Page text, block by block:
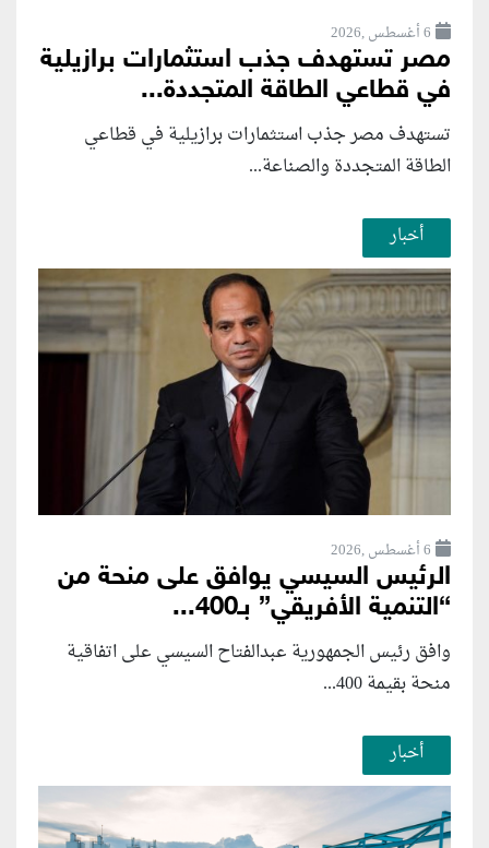
6 أغسطس ,2026
مصر تستهدف جذب استثمارات برازيلية
في قطاعي الطاقة المتجددة...
تستهدف مصر جذب استثمارات برازيلية في قطاعي
الطاقة المتجددة والصناعة...
أخبار
6 أغسطس ,2026
الرئيس السيسي يوافق على منحة من
“التنمية الأفريقي” بـ400...
وافق رئيس الجمهورية عبدالفتاح السيسي على اتفاقية
منحة بقيمة 400...
أخبار